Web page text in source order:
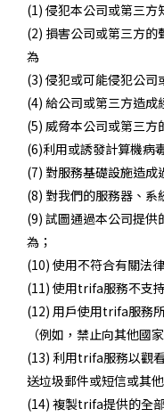
(1) 侵犯本公司或第三方
(2) 損害公司或第三方
為
(3) 侵犯或可能侵犯公司
(4) 給公司或第三方造成
(5) 威脅本公司或第三方
(6)利用或誘發計算機病
(7) 對服務基礎設施造成
(8) 對我們的服務器、系
(9) 試圖通過本公司提
為；
(10) 使用不符合有關法
(11) 使用trifa服務不支
(12) 用戶使用trifa服務
（例如，禁止向其他國
(13) 利用trifa服務以觀
送垃圾郵件或短信或其
(14) 複製trifa提供的全